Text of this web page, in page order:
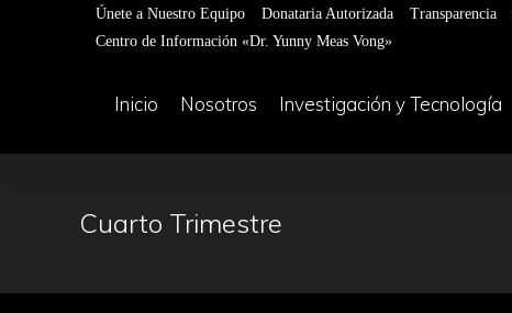
Únete a Nuestro Equipo Donataria Autorizada Transparencia
Centro de Información «Dr. Yunny Meas Vong»
Inicio Nosotros Investigación y Tecnología
Cuarto Trimestre